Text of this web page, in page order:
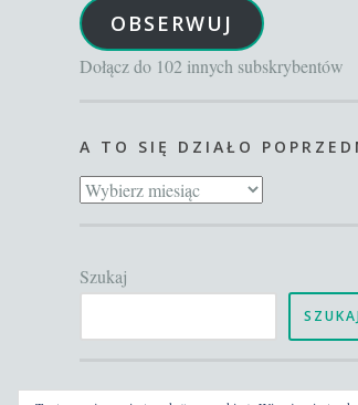
mail
OBSERWUJ
Dołącz do 102 innych subskrybentów
A TO SIĘ DZIAŁO
A
działo
Szukaj